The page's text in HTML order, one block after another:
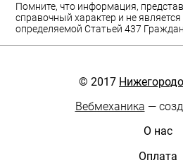
Помните, что информация,
справочный характер и не
определяемой Статьей 437
© 2017
Вебмеханика —
О нас
Оплата